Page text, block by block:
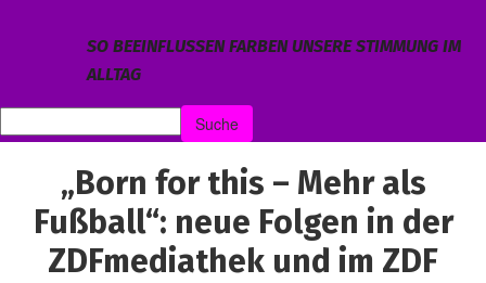
SO BEEINFLUSSEN FARBEN UNSERE STIMMUNG IM
ALLTAG
„Born for this – Mehr als
Fußball“: neue Folgen in der
ZDFmediathek und im ZDF